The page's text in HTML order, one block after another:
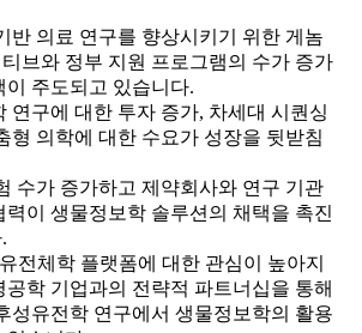
반 의료 연구를 향상시키기 위한 게놈
브와 정부 지원 프로그램의 수가 증가
이 주도되고 있습니다.
연구에 대한 투자 증가, 차세대 시퀀싱
형 의학에 대한 수요가 성장을 뒷받침
수가 증가하고 제약회사와 연구 기관
력이 생물정보학 솔루션의 채택을 촉진
전체학 플랫폼에 대한 관심이 높아지
공학 기업과의 전략적 파트너십을 통해
성유전학 연구에서 생물정보학의 활용